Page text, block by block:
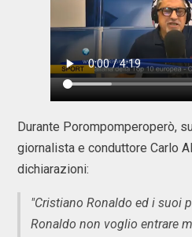
Durante Porompomperoperò,
giornalista e conduttore Carlo
dichiarazioni:
"Cristiano Ronaldo ed i suoi
Ronaldo non voglio entrare